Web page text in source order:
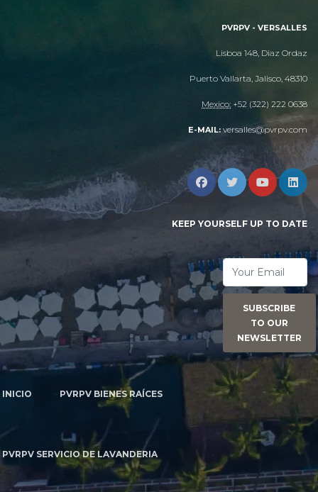
PVRPV - VERSALLES
Lisboa 148, Diaz Ordaz
Puerto Vallarta, Jalisco, 48310
Mexico: +52 (322) 222 0638
E-MAIL: versalles@pvrpv.com
KEEP YOURSELF UP TO DATE
SUBSCRIBE
TO OUR
NEWSLETTER
INICIO PVRPV BIENES RAÍCES
PVRPV SERVICIO DE LAVANDERIA